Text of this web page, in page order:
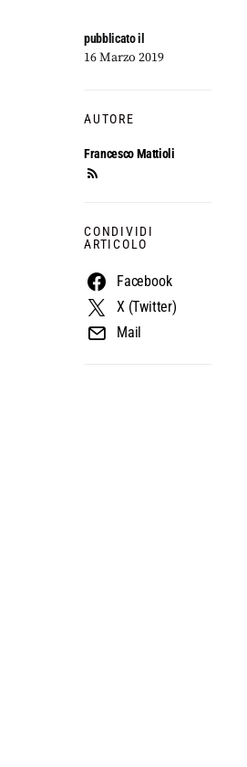
pubblicato il
16 Marzo 2019
AUTORE
Francesco Mattioli
CONDIVIDI
ARTICOLO
Facebook
X (Twitter)
Mail